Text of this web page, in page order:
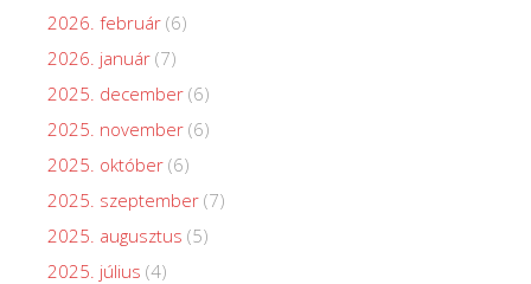
2026. február (6)
2026. január (7)
2025. december (6)
2025. november (6)
2025. október (6)
2025. szeptember (7)
2025. augusztus (5)
2025. július (4)